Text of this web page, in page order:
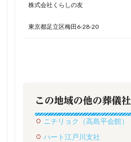
株式会社くらしの友
東京都足立区梅田6-28-20
この地域の他の葬儀社
ニチリョク（高島平会館）
ハート江戸川支社